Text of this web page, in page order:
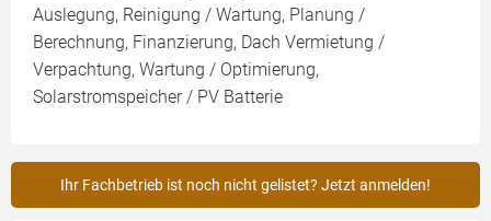
Auslegung, Reinigung / Wartung, Planung /
Berechnung, Finanzierung, Dach Vermietung /
Verpachtung, Wartung / Optimierung,
Solarstromspeicher / PV Batterie
Ihr Fachbetrieb ist noch nicht gelistet? Jetzt anmelden!